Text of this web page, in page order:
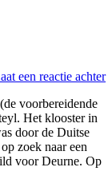
een reactie achter
voorbereidende
Het klooster in
door de Duitse
zoek naar een
voor Deurne. Op